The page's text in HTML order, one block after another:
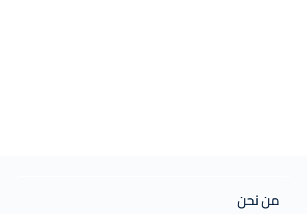
من نحن